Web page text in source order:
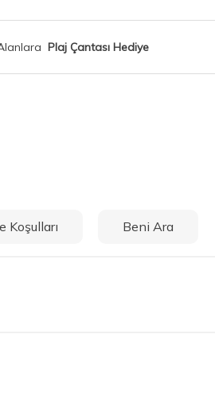
Plaj Çantası Hediye
Koşulları Beni Ara